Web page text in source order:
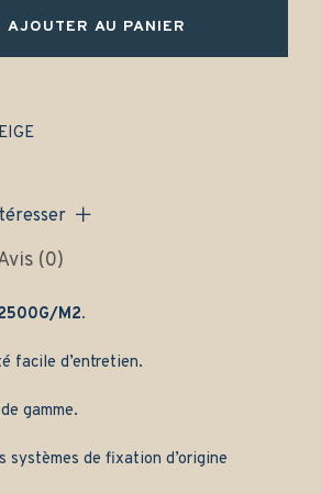
AJOUTER AU PANIER
(0)
M2.
facile d’entretien.
gamme.
systèmes de fixation d’origine